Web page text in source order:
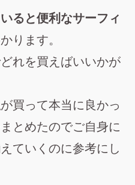
ると便利なサーフィ
ります。
れを買えばいいかが
買って本当に良かっ
とめたのでご自身に
ていくのに参考にし